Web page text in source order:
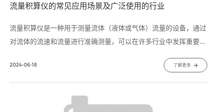
流量积算仪的常见应用场景及广泛使用的行业
流量积算仪​是一种用于测量流体（液体或气体）流量的设备，通过
对流体的流速和流量进行准确测量，可以在许多行业中发挥重要作
中被广泛使用。
2024-06-18 了解更多